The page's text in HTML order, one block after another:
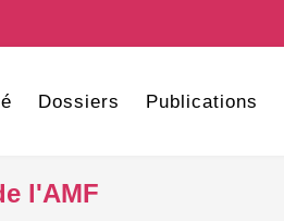
Dossiers Publications
l'AMF